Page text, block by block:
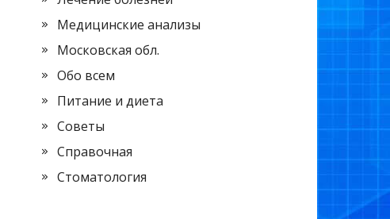
Медицинские анализы
Московская обл.
Обо всем
Питание и диета
Советы
Справочная
Стоматология